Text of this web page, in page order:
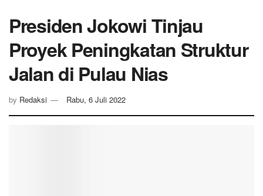
Presiden Jokowi Tinjau
Proyek Peningkatan Struktur
Jalan di Pulau Nias
by Redaksi Rabu, 6 Juli 2022